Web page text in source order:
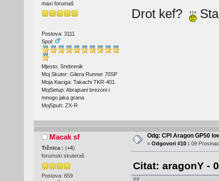
maxi forumaš
Postova: 3111
Spol:
Mjesto: Srebrenik
Moj Skuter: Gilera Runner 70SP
Moja Kaciga: Takachi TKR-401
MojSetup: Abrajsani brezoni i
mnogo jaka grana
MojSpuh: ZX-R
Drot kef?
Macak sf
Tržnica : (+4)
forumski skuteraš
Postova: 659
Odg: CPI Aragon GP50
« Odgovori #10 : 09
Citat: aragonY -